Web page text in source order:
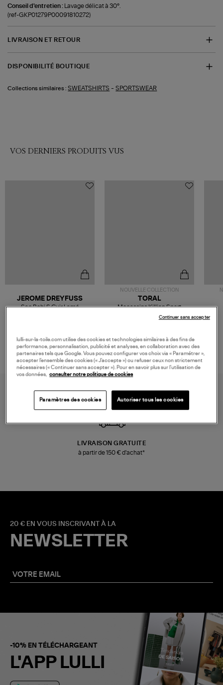
Conseil d'entretien :
Lavage délicat à 30°.
(ref-GKP01279P00091810272)
LIVRAISON ET RETOUR
DISPONIBILITÉ BOUTIQUE
Collections similaires : SWEATSHIRTS -SPORTSWEAR
VOS DERNIERS PRODUITS VUS
JEROME DREYFUSS
Sac Bobi S Cuir Lamé
NOUVELLE COLLECTION
189,00 €
TORAL
Mocassins Killian Sport
Mousse
LIVRAISON GRATUITE
à partir de 150 € d'achat*
20 € EN VOUS INSCRIVANT À LA
NEWSLETTER
-10% EN TÉLÉCHARGEANT
L'APP LULLI
lulli-sur-la-toile.com utilise des cookies et technologies similaires à des fins de
performance, personnalisation, publicité et analyses, en collaboration avec des
partenaires tels que Google. Vous pouvez configurer vos choix via « Paramétrer »,
accepter l’ensemble des cookies (« J’accepte ») ou refuser ceux non strictement
nécessaires (« Continuer sans accepter »). Pour en savoir plus sur l’utilisation de
vos données, consulter notre politique de cookies
Paramètres des cookies Autoriser tous les cookies
Continuer sans accepter